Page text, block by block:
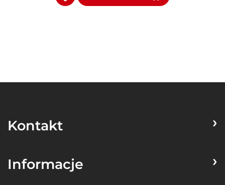
Kontakt
Informacje